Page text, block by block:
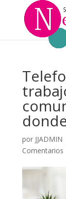
por JJADMIN
Comentarios